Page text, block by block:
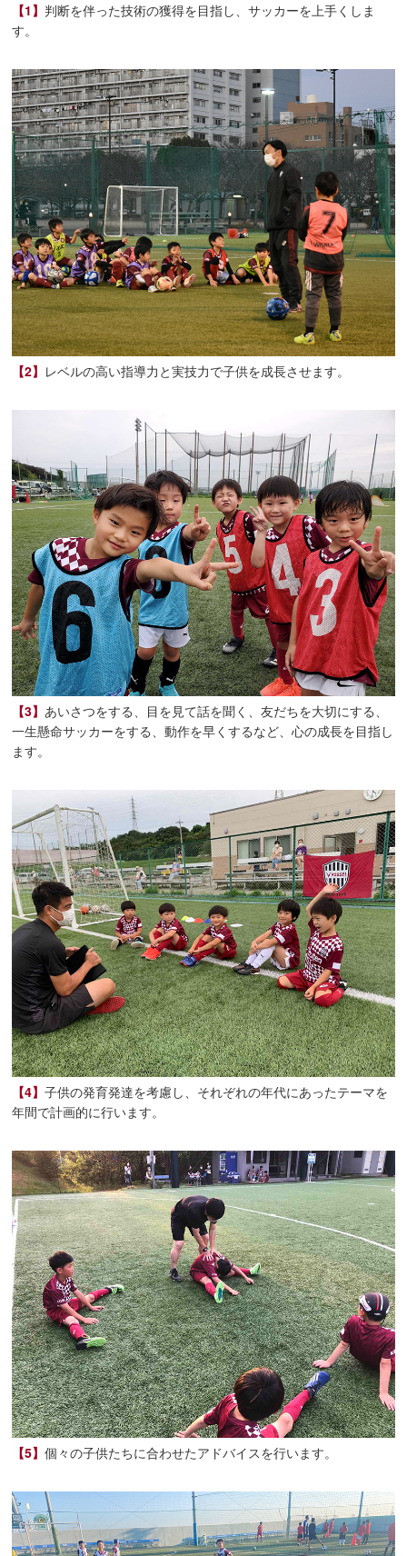
【1】 判断を伴った技術の獲得を目指し、サッカーを上手くしま
す。
【2】 レベルの高い指導力と実技力で子供を成長させます。
【3】あいさつをする、目を見て話を聞く、友だちを大切にする、
一生懸命サッカーをする、動作を早くするなど、心の成長を目指し
ます。
【4】子供の発育発達を考慮し、それぞれの年代にあったテーマを
年間で計画的に行います。
【5】個々の子供たちに合わせたアドバイスを行います。